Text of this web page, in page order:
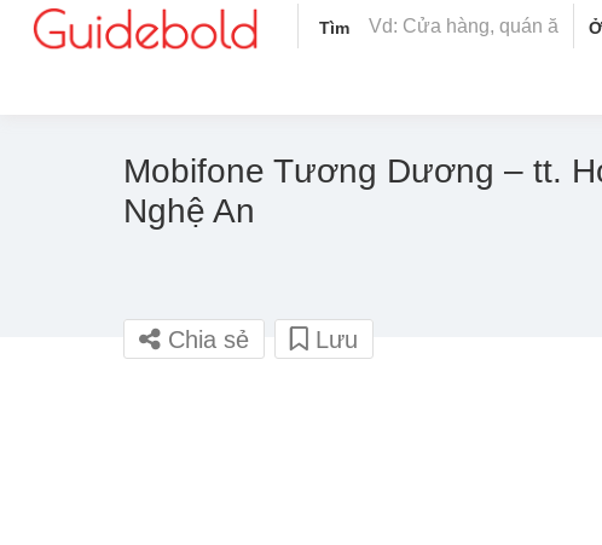
Tìm
Mobifone Tương Dương – tt.
Nghệ An
Chia sẻ Lưu